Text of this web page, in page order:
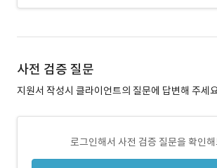
사전 검증 질문
지원서 작성시 클라이언트의 질문에 답변해 주세
로그인해서 사전 검증 질문을 확인